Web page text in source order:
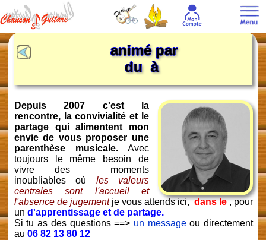
animé par
du à
Depuis 2007 c'est la
rencontre, la convivialité et le
partage qui alimentent mon
envie de vous proposer une
parenthèse musicale.Avec
toujours le même besoin de
vivre des moments
inoubliables où les valeurs
centrales sont l'accueil et
l'absence de jugementje vous attends ici,dans le, pour
un d'apprentissage et de partage.
Si tu as des questions ==> un messageou directement
au 06 82 13 80 12